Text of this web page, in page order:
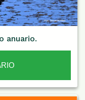
anuario.